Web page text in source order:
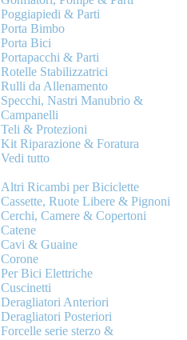
Poggiapiedi & Parti
Porta Bimbo
Porta Bici
Portapacchi & Parti
Rotelle Stabilizzatrici
Rulli da Allenamento
Specchi, Nastri Manubrio &
Campanelli
Teli & Protezioni
Kit Riparazione & Foratura
Vedi tutto
Altri Ricambi per Biciclette
Cassette, Ruote Libere & Pignoni
Cerchi, Camere & Copertoni
Catene
Cavi & Guaine
Corone
Per Bici Elettriche
Cuscinetti
Deragliatori Anteriori
Deragliatori Posteriori
Forcelle serie sterzo &